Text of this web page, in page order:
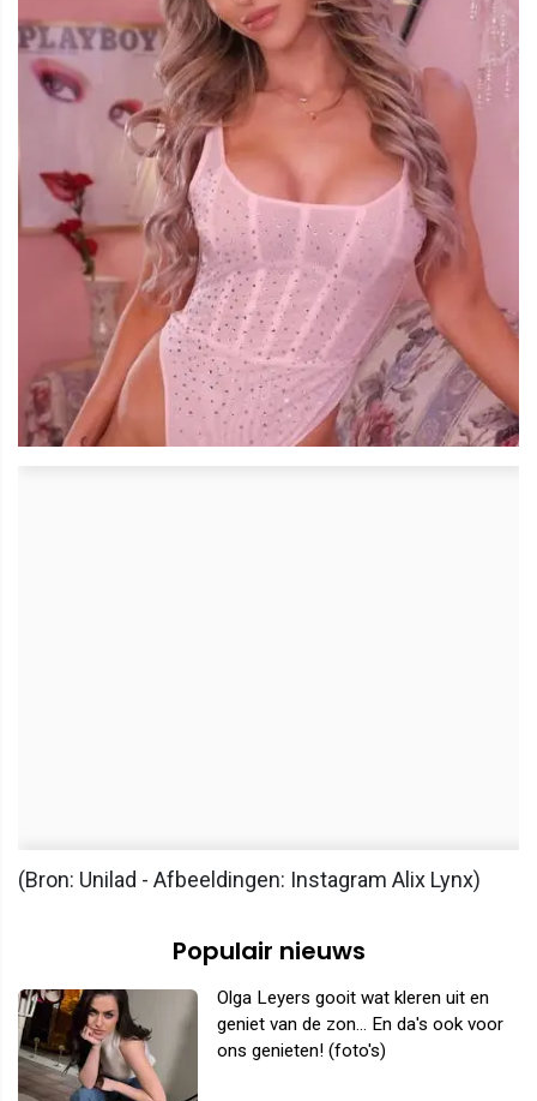
(Bron: Unilad - Afbeeldingen: Instagram Alix Lynx)
Populair nieuws
Olga Leyers gooit wat kleren uit en
geniet van de zon... En da's ook voor
ons genieten! (foto's)